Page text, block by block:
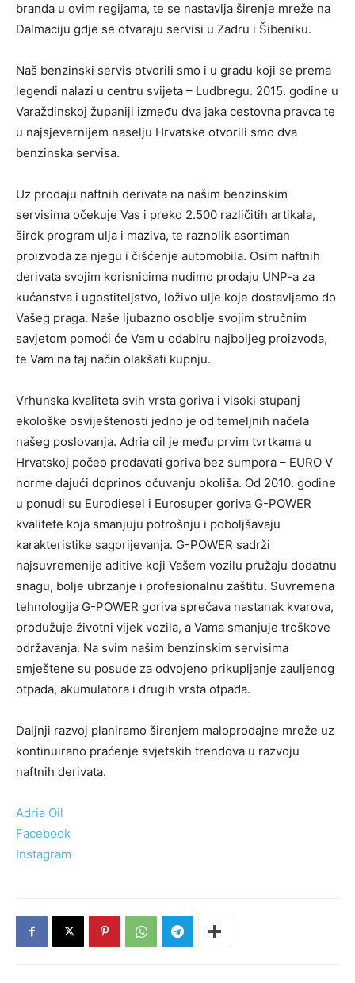
branda u ovim regijama, te se nastavlja širenje mreže na
Dalmaciju gdje se otvaraju servisi u Zadru i Šibeniku.
Naš benzinski servis otvorili smo i u gradu koji se prema
legendi nalazi u centru svijeta – Ludbregu. 2015. godine u
Varaždinskoj županiji između dva jaka cestovna pravca te
u najsjevernijem naselju Hrvatske otvorili smo dva
benzinska servisa.
Uz prodaju naftnih derivata na našim benzinskim
servisima očekuje Vas i preko 2.500 različitih artikala,
širok program ulja i maziva, te raznolik asortiman
proizvoda za njegu i čišćenje automobila. Osim naftnih
derivata svojim korisnicima nudimo prodaju UNP-a za
kućanstva i ugostiteljstvo, loživo ulje koje dostavljamo do
Vašeg praga. Naše ljubazno osoblje svojim stručnim
savjetom pomoći će Vam u odabiru najboljeg proizvoda,
te Vam na taj način olakšati kupnju.
Vrhunska kvaliteta svih vrsta goriva i visoki stupanj
ekološke osviještenosti jedno je od temeljnih načela
našeg poslovanja. Adria oil je među prvim tvrtkama u
Hrvatskoj počeo prodavati goriva bez sumpora – EURO V
norme dajući doprinos očuvanju okoliša. Od 2010. godine
u ponudi su Eurodiesel i Eurosuper goriva G-POWER
kvalitete koja smanjuju potrošnju i poboljšavaju
karakteristike sagorijevanja. G-POWER sadrži
najsuvremenije aditive koji Vašem vozilu pružaju dodatnu
snagu, bolje ubrzanje i profesionalnu zaštitu. Suvremena
tehnologija G-POWER goriva sprečava nastanak kvarova,
produžuje životni vijek vozila, a Vama smanjuje troškove
održavanja. Na svim našim benzinskim servisima
smještene su posude za odvojeno prikupljanje zauljenog
otpada, akumulatora i drugih vrsta otpada.
Daljnji razvoj planiramo širenjem maloprodajne mreže uz
kontinuirano praćenje svjetskih trendova u razvoju
naftnih derivata.
Adria Oil
Facebook
Instagram